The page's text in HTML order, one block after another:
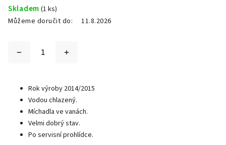
Skladem (1 ks)
Můžeme doručit do:
11.8.2026
Rok výroby 2014/2015
Vodou chlazený.
Míchadla ve vanách.
Velmi dobrý stav.
Po servisní prohlídce.